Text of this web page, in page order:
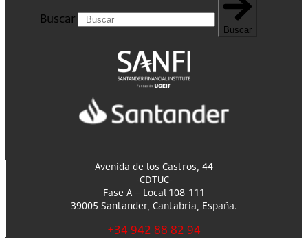
Buscar
Buscar
Avenida de los Castros, 44
-CDTUC-
Fase A – Local 108-111
39005 Santander, Cantabria, España.
+34 942 88 82 94